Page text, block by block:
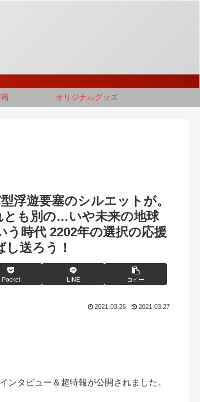
オリジナルグッズ
浮遊要塞のシルエットが。
とも別の…いや未来の地球
う時代 2202年の選択の応援
送ろう！
Pocket LINE コピー
2021.03.26 2021.03.27
タビュー＆超特報が公開されました。